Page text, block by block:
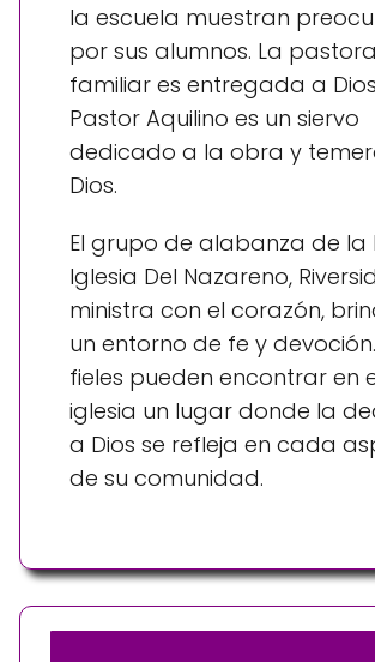
la escuela muestran
por sus alumnos. La
familiar es entregada a
Pastor Aquilino es un siervo
dedicado a la obra y
Dios.
El grupo de alabanza de la
Iglesia Del Nazareno,
ministra con el corazón,
un entorno de fe y
fieles pueden encontrar en
iglesia un lugar donde la
a Dios se refleja en cada
de su comunidad.